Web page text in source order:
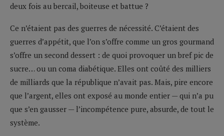
deux fois au bercail, boiteuse et battue ?
Ce n’étaient pas des guerres de nécessité. C’étaient des
guerres d’appétit, que l’on s’offre comme un gros gourmand
s’offre un second dessert : de quoi provoquer un bref pic de
sucre… ou un coma diabétique. Elles ont coûté des milliers
de milliards que la république n’avait pas. Mais, pire encore
que l’argent, elles ont exposé au monde entier — qui n’a pu
que s’en gausser — l’incompétence pure, absurde, de tout le
système.